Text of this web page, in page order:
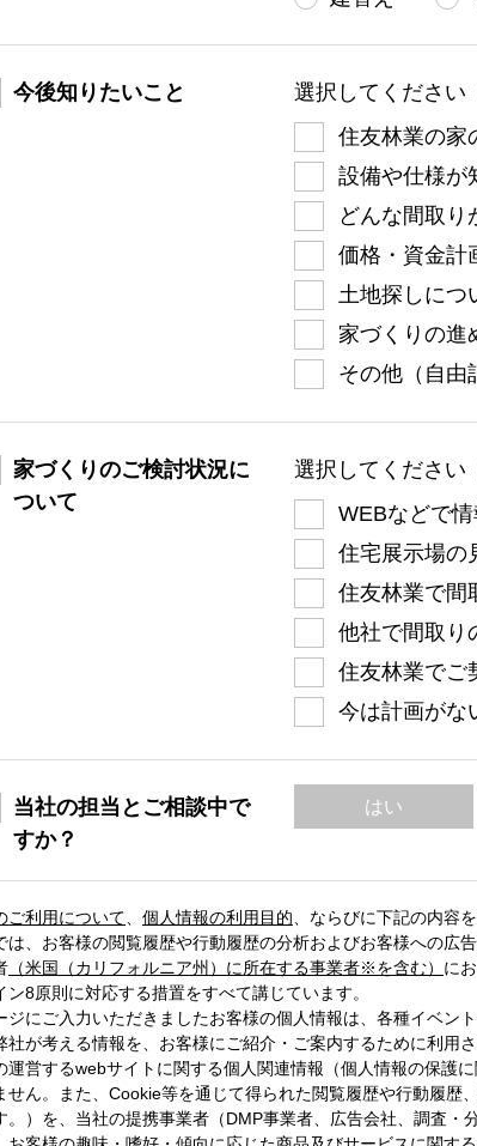
今後知りたいこと
選択してください
住友林業の家
設備や仕様が
どんな間取り
価格・資金計
土地探しにつ
家づくりの進
その他（自由
家づくりのご検討状況に
ついて
選択してください
WEBなどで
住宅展示場の
住友林業で間
他社で間取り
住友林業でご
今は計画がな
当社の担当とご相談中で
すか？
はい
ご利用について 個人情報の利用目的
ならびに下記の内容
は、お客様の閲覧履歴や行動履歴の分析およびお客様への
（米国（カリフォルニア州）に所在する事業者※を含む） に
ン8原則に対応する措置をすべて講じています。
ジにご入力いただきましたお客様の個人情報は、各種イベ
社が考える情報を、お客様にご紹介・ご案内するために利用さ
運営するwebサイトに関する個人関連情報（個人情報の保護
せん。また、Cookie等を通じて得られた閲覧履歴や行動履
。）を、当社の提携事業者（DMP事業者、広告会社、調査